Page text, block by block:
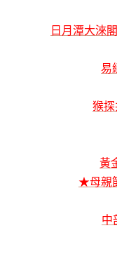
日月潭大淶
易
猴
黃
★母親
中